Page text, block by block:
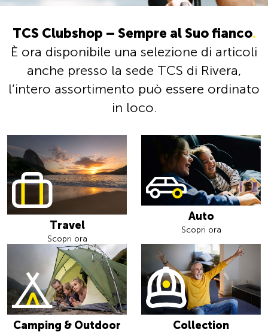
TCS Clubshop – Sempre al Suo fianco.
È ora disponibile una selezione di articoli
anche presso la sede TCS di Rivera,
l’intero assortimento può essere ordinato
in loco.
Travel
Scopri ora
Auto
Scopri ora
Camping & Outdoor Collection